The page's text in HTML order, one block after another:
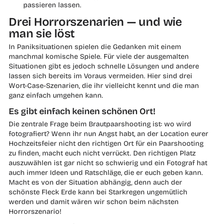
passieren lassen.
Drei Horrorszenarien — und wie
man sie löst
In Paniksituationen spielen die Gedanken mit einem
manchmal komische Spiele. Für viele der ausgemalten
Situationen gibt es jedoch schnelle Lösungen und andere
lassen sich bereits im Voraus vermeiden. Hier sind drei
Wort-Case-Szenarien, die ihr vielleicht kennt und die man
ganz einfach umgehen kann.
Es gibt einfach keinen schönen Ort!
Die zentrale Frage beim Brautpaarshooting ist: wo wird
fotografiert? Wenn ihr nun Angst habt, an der Location eurer
Hochzeitsfeier nicht den richtigen Ort für ein Paarshooting
zu finden, macht euch nicht verrückt. Den richtigen Platz
auszuwählen ist gar nicht so schwierig und ein Fotograf hat
auch immer Ideen und Ratschläge, die er euch geben kann.
Macht es von der Situation abhängig, denn auch der
schönste Fleck Erde kann bei Starkregen ungemütlich
werden und damit wären wir schon beim nächsten
Horrorszenario!